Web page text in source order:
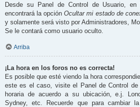
Desde su Panel de Control de Usuario, en
encontrará la opciónOcultar mi estado de
y solamente será visto por Administradores,
Se le contará como usuario oculto.
Arriba
¡La hora en los foros no es correcta!
Es posible que esté viendo la hora
este es el caso, visite el Panel de Control
horaria de acuerdo a su ubicación, e.j.
Sydney, etc. Recuerde que para cambiar